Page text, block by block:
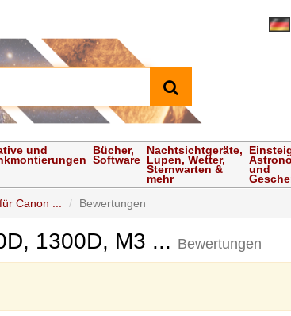
und Bücher,
Software
Nachtsichtgeräte,
Lupen, Wetter,
Sternwarten &
mehr
und
Canon ... Bewertungen
1300D, M3 ... Bewertungen